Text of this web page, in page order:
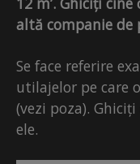
altă companie de
Se face referire
utilajelor pe care
(vezi poza).
ele.